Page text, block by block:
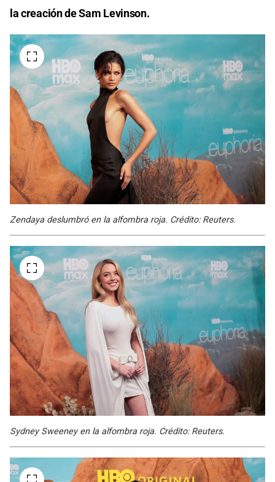
la creación de Sam Levinson.
Zendaya deslumbró en la alfombra roja. Crédito: Reuters.
Sydney Sweeney en la alfombra roja. Crédito: Reuters.